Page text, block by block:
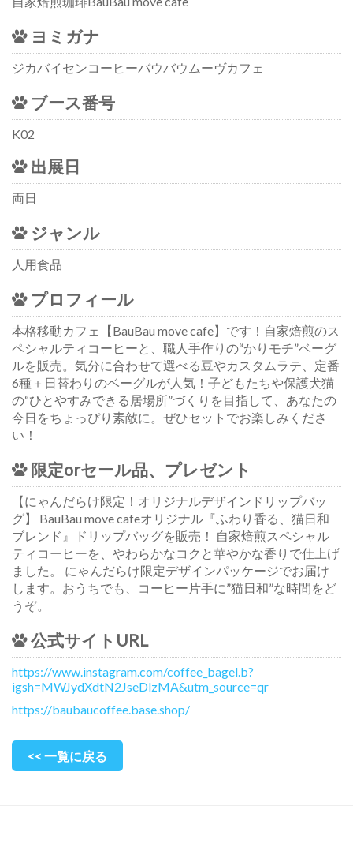
ヨミガナ
ジカバイセンコーヒーバウバウムーヴカフェ
ブース番号
K02
出展日
両日
ジャンル
人用食品
プロフィール
本格移動カフェ【BauBau move cafe】です！自家焙煎のス
ペシャルティコーヒーと、職人手作りの“かりモチ”ベーグ
ルを販売。気分に合わせて選べる豆やカスタムラテ、定番
6種＋日替わりのベーグルが人気！子どもたちや保護犬猫
の“ひとやすみできる居場所”づくりを目指して、あなたの
今日をちょっぴり素敵に。ぜひセットでお楽しみくださ
い！
限定orセール品、プレゼント
【にゃんだらけ限定！オリジナルデザインドリップバッ
グ】 BauBau move cafeオリジナル『ふわり香る、猫日和
ブレンド』ドリップバッグを販売！ 自家焙煎スペシャル
ティコーヒーを、やわらかなコクと華やかな香りで仕上げ
ました。 にゃんだらけ限定デザインパッケージでお届け
します。おうちでも、コーヒー片手に”猫日和”な時間をど
うぞ。
公式サイトURL
https://www.instagram.com/coffee_bagel.b?
igsh=MWJydXdtN2JseDlzMA&utm_source=qr
https://baubaucoffee.base.shop/
<< 一覧に戻る